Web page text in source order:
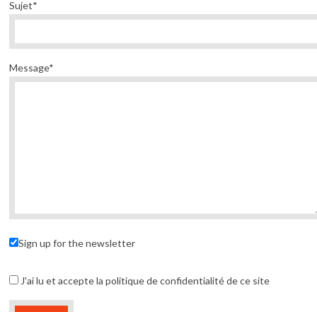
Sujet*
Message*
Sign up for the newsletter
J'ai lu et accepte la politique de confidentialité de ce site